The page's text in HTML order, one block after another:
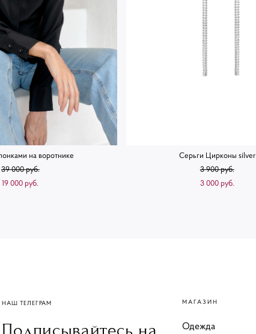
на воротнике
39 000 pуб.
19 000 pуб.
Серьги Цирконы silver
3 900 pуб.
3 000 pуб.
НАШ ТЕЛЕГРАМ МАГАЗИН
Одежда